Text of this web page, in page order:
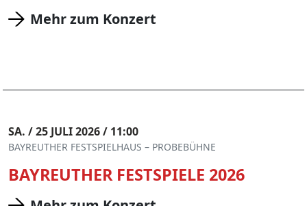
Mehr zum Konzert
SA. / 25 JULI 2026 / 11:00
BAYREUTHER FESTSPIELHAUS – PROBEBÜHNE
BAYREUTHER FESTSPIELE 2026